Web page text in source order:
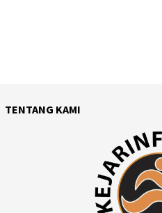
TENTANG KAMI